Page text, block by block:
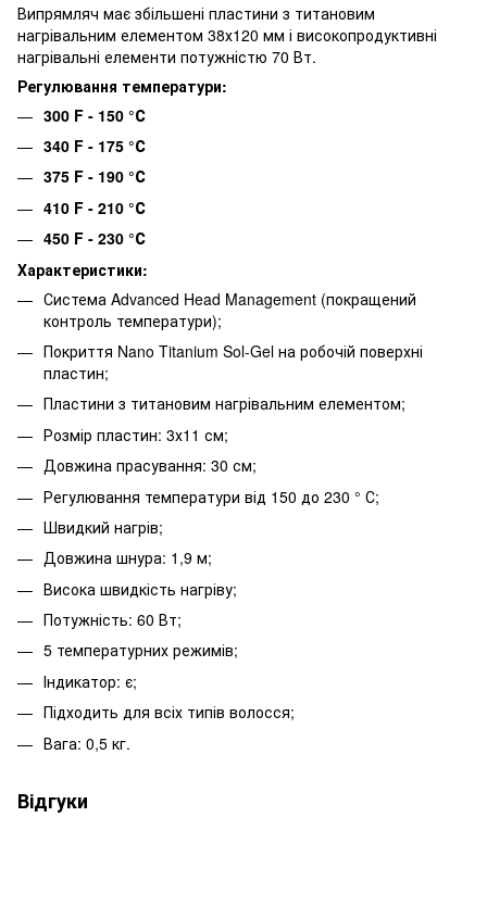
Випрямляч має збільшені пластини з титановим
нагрівальним елементом 38х120 мм і високопродуктивні
нагрівальні елементи потужністю 70 Вт.
Регулювання температури:
300 F - 150 °С
340 F - 175 °С
375 F - 190 °С
410 F - 210 °С
450 F - 230 °С
Характеристики:
Система Advanced Head Management (покращений
контроль температури);
Покриття Nano Titanium Sol-Gel на робочій поверхні
пластин;
Пластини з титановим нагрівальним елементом;
Розмір пластин: 3х11 см;
Довжина прасування: 30 см;
Регулювання температури від 150 до 230 ° С;
Швидкий нагрів;
Довжина шнура: 1,9 м;
Висока швидкість нагріву;
Потужність: 60 Вт;
5 температурних режимів;
Індикатор: є;
Підходить для всіх типів волосся;
Вага: 0,5 кг.
Відгуки